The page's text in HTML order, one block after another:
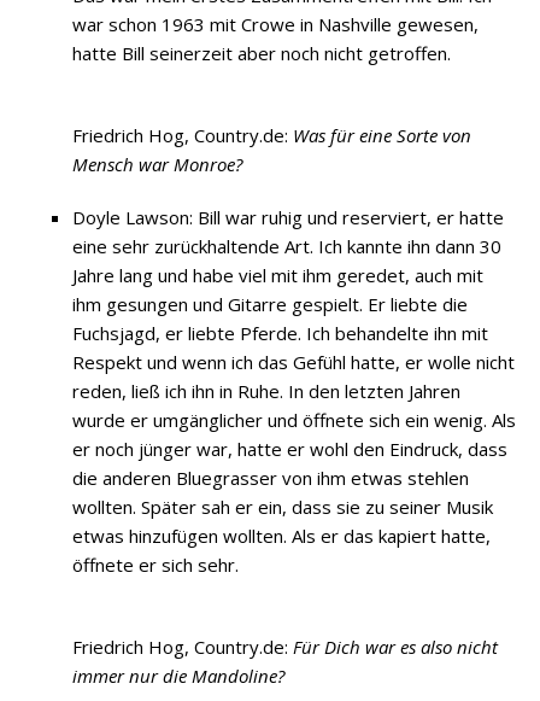
war schon 1963 mit Crowe in Nashville gewesen,
hatte Bill seinerzeit aber noch nicht getroffen.
Friedrich Hog, Country.de: Was für eine Sorte von
Mensch war Monroe?
Doyle Lawson: Bill war ruhig und reserviert, er hatte
eine sehr zurückhaltende Art. Ich kannte ihn dann 30
Jahre lang und habe viel mit ihm geredet, auch mit
ihm gesungen und Gitarre gespielt. Er liebte die
Fuchsjagd, er liebte Pferde. Ich behandelte ihn mit
Respekt und wenn ich das Gefühl hatte, er wolle nicht
reden, ließ ich ihn in Ruhe. In den letzten Jahren
wurde er umgänglicher und öffnete sich ein wenig. Als
er noch jünger war, hatte er wohl den Eindruck, dass
die anderen Bluegrasser von ihm etwas stehlen
wollten. Später sah er ein, dass sie zu seiner Musik
etwas hinzufügen wollten. Als er das kapiert hatte,
öffnete er sich sehr.
Friedrich Hog, Country.de: Für Dich war es also nicht
immer nur die Mandoline?